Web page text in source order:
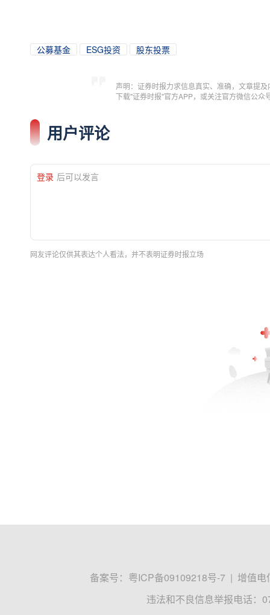
公募基金 ESG投资 股东投票
声明：证券时报力求信息真实、准确，文章提
下载"证券时报"官方APP，或关注官方微信公
用户评论
登录 后可以发言
网友评论仅供其表达个人看法，并不表明证券时报立场
备案号： 粤ICP备09109218号-7 | 增值电
违法和不良信息举报电话：